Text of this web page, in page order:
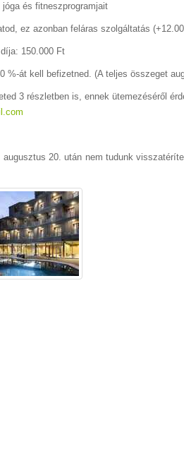
és fitneszprogramjait
ez azonban feláras szolgáltatás
150.000 Ft
%-át kell befizetned. (A teljes összeget
3 részletben is, ennek ütemezéséről
augusztus 20. után nem tudunk